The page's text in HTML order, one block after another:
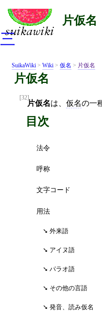
片仮名
SuikaWiki > Wiki > 仮名 > 片仮名
片仮名
[32]
片仮名は、 仮名の一
目次
法令
呼称
文字コード
用法
外来語
アイヌ語
パラオ語
その他の言語
発音、読み仮名
三